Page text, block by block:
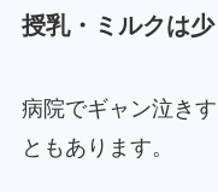
授乳・ミルクは
病院でギャン泣き
ともあります。